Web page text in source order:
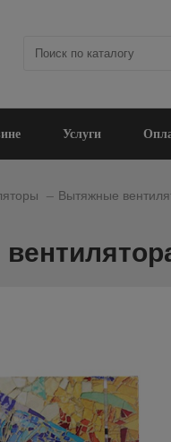
Услуги
Вытяжные